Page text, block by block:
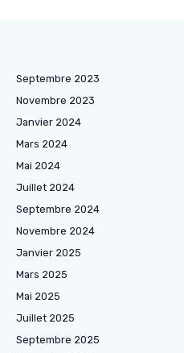
Septembre 2023
Novembre 2023
Janvier 2024
Mars 2024
Mai 2024
Juillet 2024
Septembre 2024
Novembre 2024
Janvier 2025
Mars 2025
Mai 2025
Juillet 2025
Septembre 2025